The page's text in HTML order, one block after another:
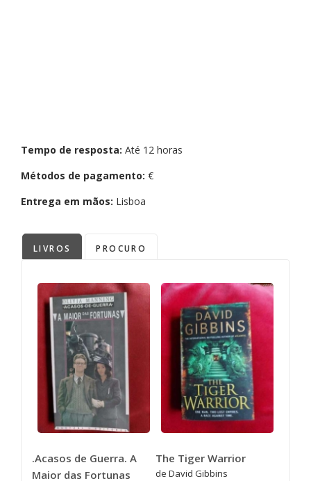
Tempo de resposta: Até 12 horas
Métodos de pagamento: €
Entrega em mãos: Lisboa
LIVROS PROCURO
.Acasos de Guerra. A
Maior das Fortunas
The Tiger Warrior
de David Gibbins